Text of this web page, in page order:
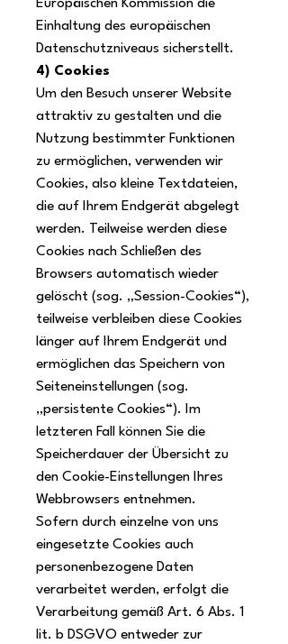
Europäischen Kommission die
Einhaltung des europäischen
Datenschutzniveaus sicherstellt.
4) Cookies
Um den Besuch unserer Website
attraktiv zu gestalten und die
Nutzung bestimmter Funktionen
zu ermöglichen, verwenden wir
Cookies, also kleine Textdateien,
die auf Ihrem Endgerät abgelegt
werden. Teilweise werden diese
Cookies nach Schließen des
Browsers automatisch wieder
gelöscht (sog. „Session-Cookies“),
teilweise verbleiben diese Cookies
länger auf Ihrem Endgerät und
ermöglichen das Speichern von
Seiteneinstellungen (sog.
„persistente Cookies“). Im
letzteren Fall können Sie die
Speicherdauer der Übersicht zu
den Cookie-Einstellungen Ihres
Webbrowsers entnehmen.
Sofern durch einzelne von uns
eingesetzte Cookies auch
personenbezogene Daten
verarbeitet werden, erfolgt die
Verarbeitung gemäß Art. 6 Abs. 1
lit. b DSGVO entweder zur